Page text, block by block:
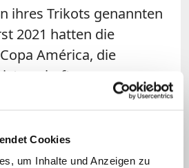
Cookies
um Inhalte und Anzeigen zu
ihres Trikots genannten
2021 hatten die
América, die
gewonnen.
bei der WM
dem Finale aus der
zurücktreten werde: